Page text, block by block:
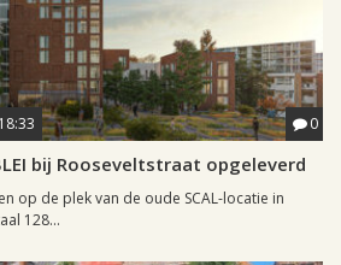
0
bij Rooseveltstraat opgeleverd
op de plek van de oude SCAL-locatie in
128...